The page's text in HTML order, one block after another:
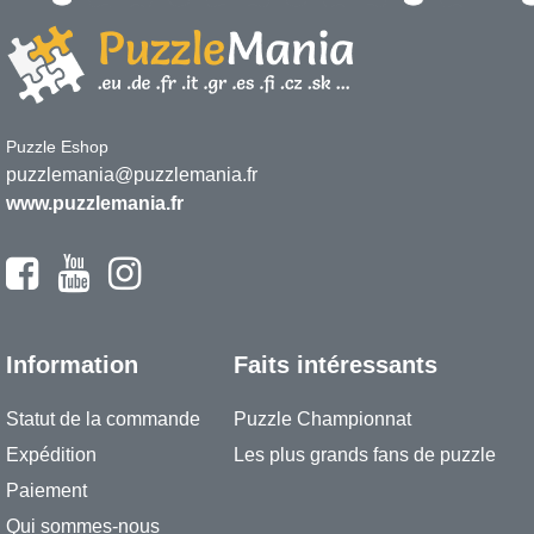
Puzzle Eshop
puzzlemania@puzzlemania.fr
www.puzzlemania.fr
Information
Statut de la commande
Expédition
Paiement
Qui sommes-nous
Faits intéressants
Puzzle Championnat
Les plus grands fans de puzzle